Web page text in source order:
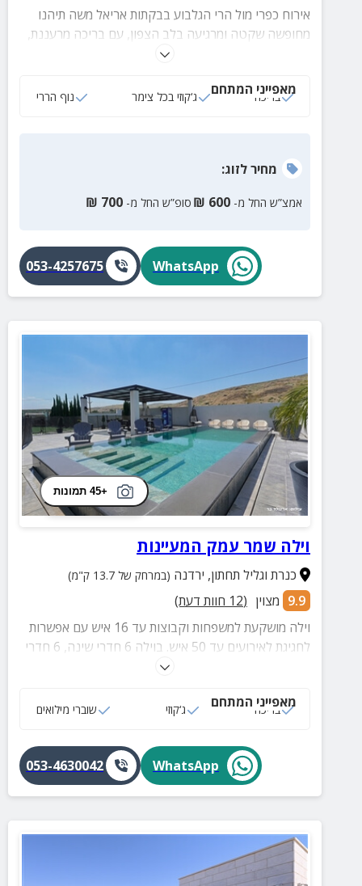
אירוח כפרי מול הרי הגלבוע בבקתות אריאל משה תיהנו
מחופשה שקטה ומרגיעה בלב הצפון, עם בריכה מרעננת,
צימרים חמימים ונוף גלילי פתוח.
מאפייני המתחם
בריכה ג‘קוזי בכל צימר נוף הררי
מחירלזוג:
אמצ”ש החל מ- 600
₪ סופ”ש החל מ- 700
₪
WhatsApp
053-4257675
+45 תמונות
וילה שמר עמק המעיינות
כנרת וגליל תחתון, ירדנה (במרחק של 13.7 ק"מ)
9.9 מצוין (
12 חוות דעת)
וילה מושקעת למשפחות וקבוצות עד 16 איש עם אפשרות
לחגיגת לאירועים עד 50 איש. בוילה 6 חדרי שינה, 6 חדרי
רחצה, מטבח גדול ומאובזר, סלון מרווח, חצר ענקית עם
BBQ מאובזרת, פינג פונג, טרמפולינה ושערי כדורגל ועוד.
מאפייני המתחם
בריכה ג‘קוזי שוברי מילואים
WhatsApp
053-4630042